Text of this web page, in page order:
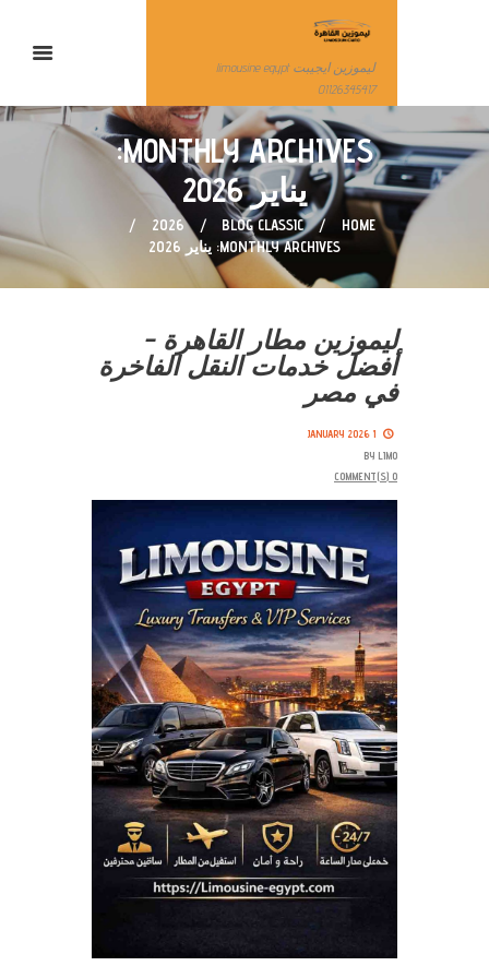
ليموزين ايجيبت limousine egypt
01126345417
MONTHLY ARCHIVES:
يناير 2026
HOME
BLOG CLASSIC
2026
MONTHLY ARCHIVES: يناير 2026
ليموزين مطار القاهرة –
أفضل خدمات النقل الفاخرة
في مصر
1 JANUARY 2026
BY LIMO
0